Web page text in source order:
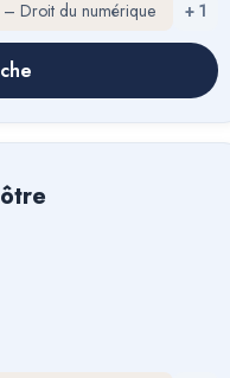
Droit du numérique + 1